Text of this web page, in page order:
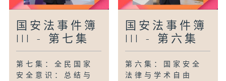
国安法事件簿
III - 第七集
第七集：全民国家
安全意识：总结与
国安法事件簿
III - 第六集
第六集：国家安全
法律与学术自由